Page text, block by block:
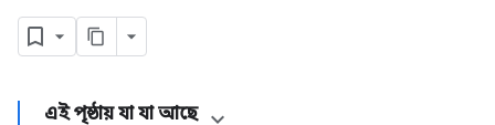
এই পৃষ্ঠায় যা যা আছে